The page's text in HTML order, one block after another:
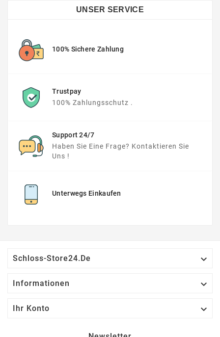
UNSER SERVICE
100% Sichere Zahlung
Trustpay
100% Zahlungsschutz .
Support 24/7
Haben Sie Eine Frage? Kontaktieren Sie
Uns !
Unterwegs Einkaufen
Schloss-Store24.de 
Informationen 
Ihr Konto 